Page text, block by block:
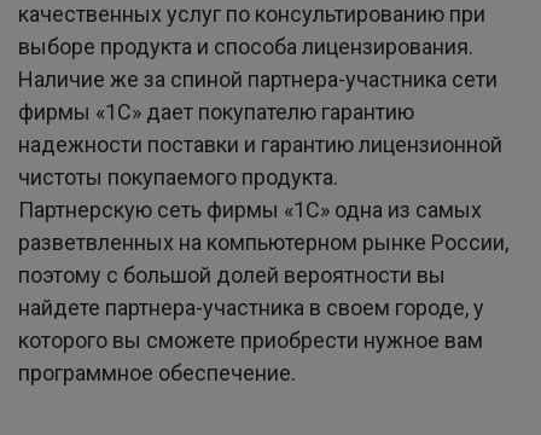
качественных услуг по консультированию при
выборе продукта и способа лицензирования.
Наличие же за спиной партнера-участника сети
фирмы «1C» дает покупателю гарантию
надежности поставки и гарантию лицензионной
чистоты покупаемого продукта.
Партнерскую сеть фирмы «1C» одна из самых
разветвленных на компьютерном рынке России,
поэтому с большой долей вероятности вы
найдете партнера-участника в своем городе, у
которого вы сможете приобрести нужное вам
программное обеспечение.